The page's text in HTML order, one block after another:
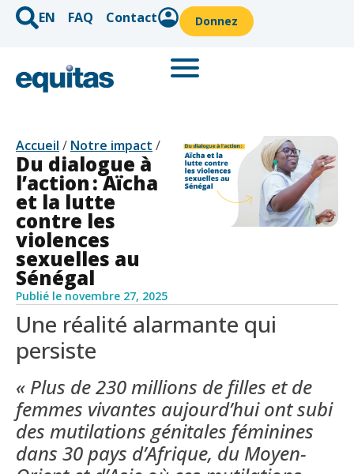
EN FAQ Contact Donnez
Accueil / Notre impact /
Du dialogue à
l’action : Aïcha
et la lutte
contre les
violences
sexuelles au
Sénégal
Publié le novembre 27, 2025
Une réalité alarmante qui
persiste
« Plus de 230 millions de filles et de
femmes vivantes aujourd’hui ont subi
des mutilations génitales féminines
dans 30 pays d’Afrique, du Moyen-